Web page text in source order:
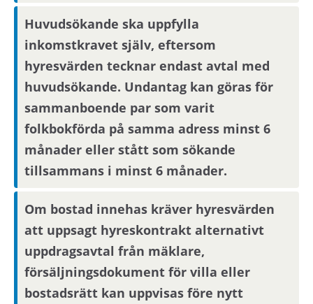
Om området
Det är nära till Jakobsbergs C och
pendeltågsstationen.
Huvudsökande ska uppfylla
inkomstkravet själv, eftersom
hyresvärden tecknar endast avtal med
huvudsökande. Undantag kan göras för
sammanboende par som varit
folkbokförda på samma adress minst 6
månader eller stått som sökande
tillsammans i minst 6 månader.
Om bostad innehas kräver hyresvärden
att uppsagt hyreskontrakt alternativt
uppdragsavtal från mäklare,
försäljningsdokument för villa eller
bostadsrätt kan uppvisas före nytt